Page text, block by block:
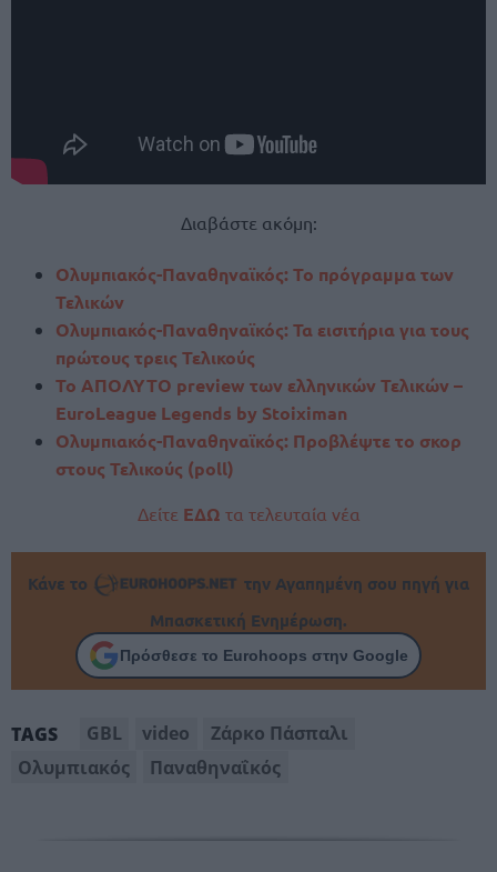
Διαβάστε ακόμη:
Ολυμπιακός-Παναθηναϊκός: Το πρόγραμμα των
Τελικών
Ολυμπιακός-Παναθηναϊκός: Τα εισιτήρια για τους
πρώτους τρεις Τελικούς
Το ΑΠΟΛΥΤΟ preview των ελληνικών Τελικών –
EuroLeague Legends by Stoiximan
Ολυμπιακός-Παναθηναϊκός: Προβλέψτε το σκορ
στους Τελικούς (poll)
Δείτε ΕΔΩ τα τελευταία νέα
Κάνε το
την Αγαπημένη σου πηγή για
Μπασκετική Ενημέρωση.
Πρόσθεσε το Eurohoops στην Google
TAGS GBL video
Ζάρκο Πάσπαλι
Ολυμπιακός
Παναθηναΐκός